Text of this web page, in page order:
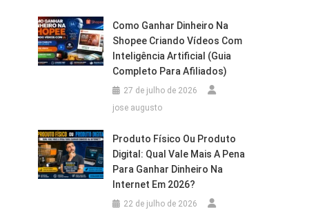
Como Ganhar Dinheiro Na
Shopee Criando Vídeos Com
Inteligência Artificial (Guia
Completo Para Afiliados)
27 de julho de 2026
jose augusto
Produto Físico Ou Produto
Digital: Qual Vale Mais A Pena
Para Ganhar Dinheiro Na
Internet Em 2026?
22 de julho de 2026